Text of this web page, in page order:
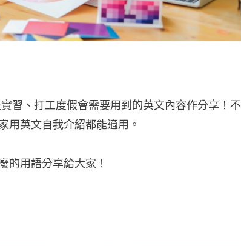
習、打工度假會需要用到的英文內容作分享！不
用英文自我介紹都能適用。
的用語分享給大家！